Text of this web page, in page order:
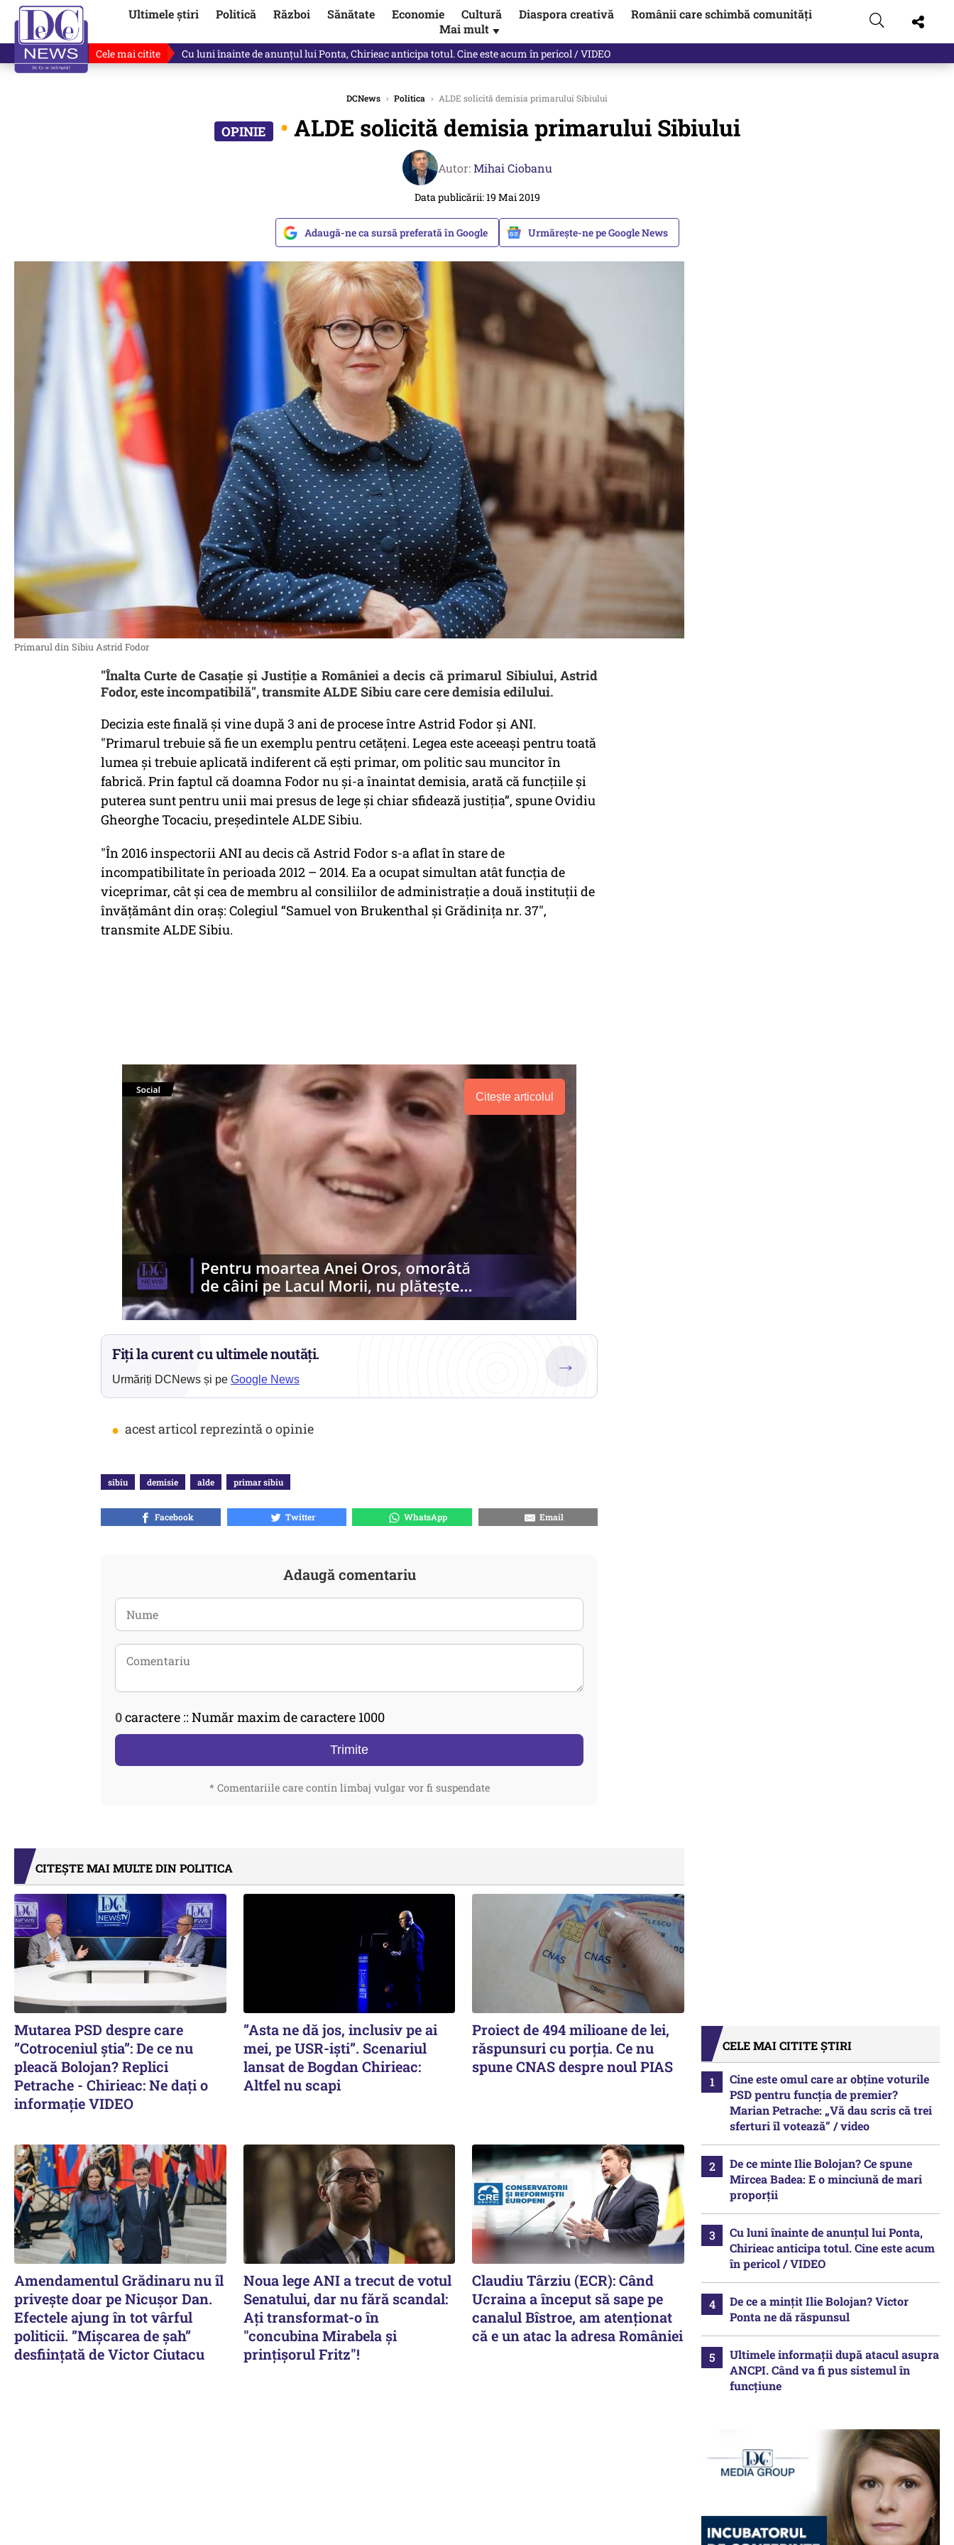
Ultimele știri Politică Război Sănătate Economie Cultură Diaspora creativă
Românii care schimbă comunități
Mai mult ▼
Cele mai citite De ce a mințit Ilie Bolojan? Victor Ponta ne dă răspunsul
DCNews › Politica › ALDE solicită demisia primarului Sibiului
• ALDE solicită demisia primarului Sibiului
Autor:Mihai Ciobanu
Data publicării: 19 Mai 2019
Adaugă-ne ca sursă preferată în Google Urmărește-ne pe Google News
Primarul din Sibiu Astrid Fodor
"Înalta Curte de Casație și Justiție a României a decis că primarul Sibiului, Astrid
Fodor, este incompatibilă", transmite ALDE Sibiu care cere demisia edilului.
Decizia este finală şi vine după 3 ani de procese între Astrid Fodor şi ANI.
"Primarul trebuie să fie un exemplu pentru cetăţeni. Legea este aceeaşi pentru toată
lumea şi trebuie aplicată indiferent că eşti primar, om politic sau muncitor în
fabrică. Prin faptul că doamna Fodor nu şi-a înaintat demisia, arată că funcţiile şi
puterea sunt pentru unii mai presus de lege şi chiar sfidează justiţia”, spune Ovidiu
Gheorghe Tocaciu, preşedintele ALDE Sibiu.
"În 2016 inspectorii ANI au decis că Astrid Fodor s-a aflat în stare de
incompatibilitate în perioada 2012 – 2014. Ea a ocupat simultan atât funcția de
viceprimar, cât și cea de membru al consiliilor de administrație a două instituții de
învățământ din oraș: Colegiul “Samuel von Brukenthal și Grădinița nr. 37",
transmite ALDE Sibiu.
Citește articolul
Fiți la curent cu ultimele noutăți.
Urmăriți DCNews și pe Google News
→
• acest articol reprezintă o opinie
sibiu demisie alde primar sibiu
Facebook Twitter WhatsApp Email
Adaugă comentariu
0caractere :: Număr maxim de caractere 1000
Trimite
* Comentariile care contin limbaj vulgar vor fi suspendate
CITEȘTE MAI MULTE DIN POLITICA
Mutarea PSD despre care
”Cotroceniul știa”: De ce nu
pleacă Bolojan? Replici
Petrache - Chirieac: Ne dați o
informație VIDEO
”Asta ne dă jos, inclusiv pe ai
mei, pe USR-iști”. Scenariul
lansat de Bogdan Chirieac:
Altfel nu scapi
Proiect de 494 milioane de lei,
răspunsuri cu porția. Ce nu
spune CNAS despre noul PIAS
Amendamentul Grădinaru nu îl
privește doar pe Nicușor Dan.
Efectele ajung în tot vârful
politicii. ”Mișcarea de șah”
desființată de Victor Ciutacu
Noua lege ANI a trecut de votul
Senatului, dar nu fără scandal:
Ați transformat-o în
"concubina Mirabela şi
prinţişorul Fritz"!
Claudiu Târziu (ECR): Când
Ucraina a început să sape pe
canalul Bîstroe, am atenționat
că e un atac la adresa României
CELE MAI CITITE ȘTIRI
Cine este omul care ar obține voturile
PSD pentru funcția de premier?
Marian Petrache: „Vă dau scris că trei
sferturi îl votează” / video
De ce minte Ilie Bolojan? Ce spune
Mircea Badea: E o minciună de mari
proporții
Cu luni înainte de anunțul lui Ponta,
Chirieac anticipa totul. Cine este acum
în pericol / VIDEO
De ce a mințit Ilie Bolojan? Victor
Ponta ne dă răspunsul
Ultimele informații după atacul asupra
ANCPI. Când va fi pus sistemul în
funcțiune